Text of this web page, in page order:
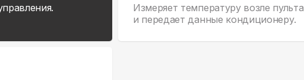
Измеряет температуру возле пульта
и передает данные кондиционеру.